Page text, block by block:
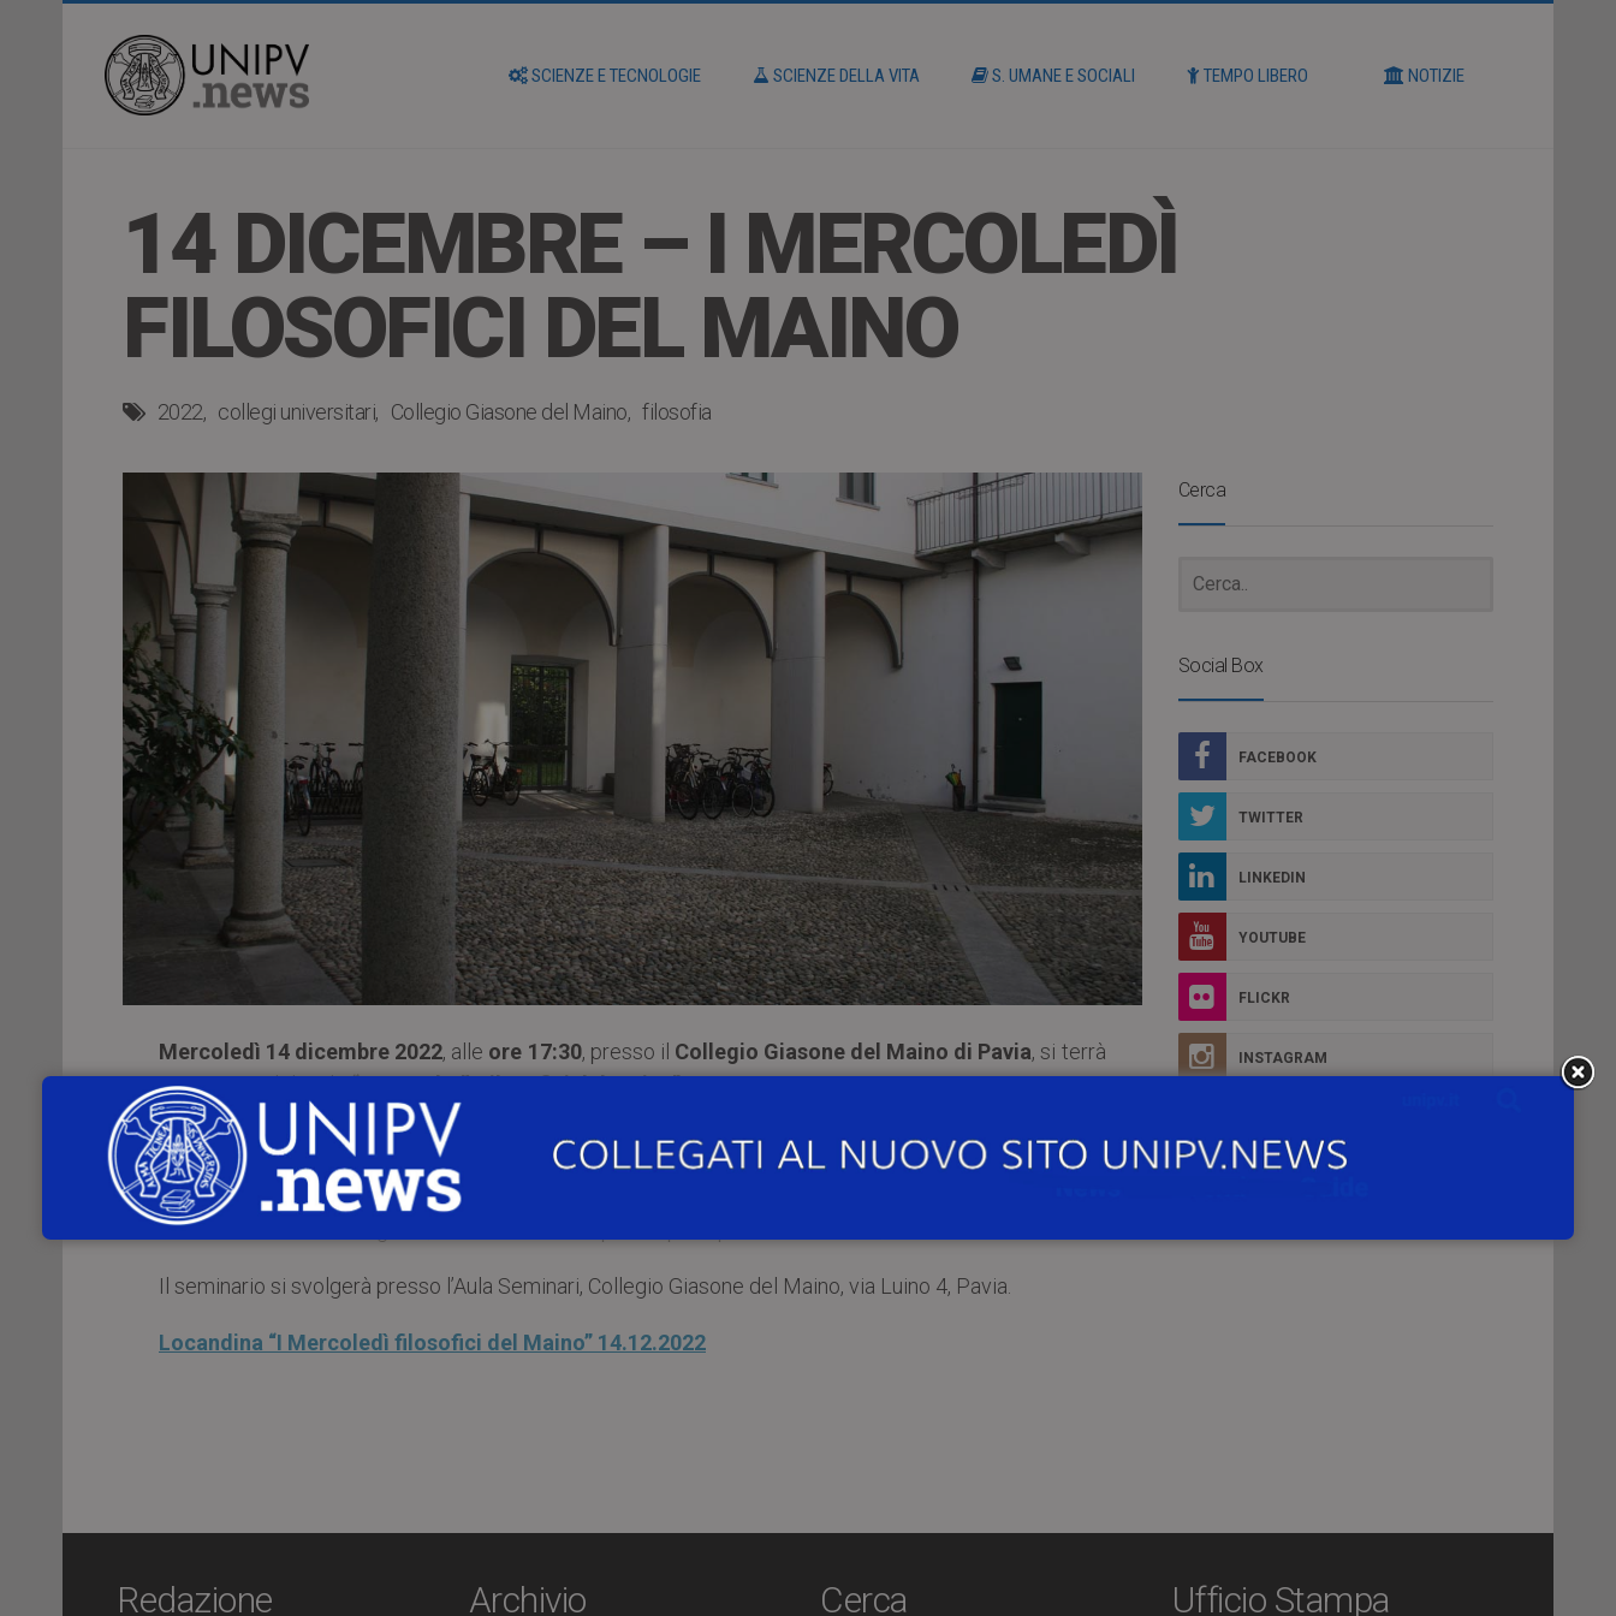
SCIENZE E TECNOLOGIE SCIENZE DELLA VITA S. UMANE E SOCIALI TEMPO LIBERO NOTIZIE
14 DICEMBRE – I MERCOLEDÌ
FILOSOFICI DEL MAINO
2022 collegi universitari Collegio Giasone del Maino filosofia
Mercoledì 14 dicembre 2022, alle ore 17:30, presso il Collegio Giasone del Maino di Pavia, si terrà
un incontro del ciclo“I Mercoledì Filosofici del Maino”.
Silvia De Toffoli(IUSS Pavia) terrà un seminario dal titolo:“Mathematical Justification:
Motivations for a Fallibilist Account”
Il seminario si terrà in inglese, a meno che tutti i partecipanti parlino l’italiano.
Il seminario si svolgerà presso l’Aula Seminari, Collegio Giasone del Maino, via Luino 4, Pavia.
Locandina “I Mercoledì filosofici del Maino” 14.12.2022
Cerca
Social Box
FACEBOOK
TWITTER
LINKEDIN
YOUTUBE
FLICKR
INSTAGRAM
Redazione Archivio Cerca Ufficio Stampa